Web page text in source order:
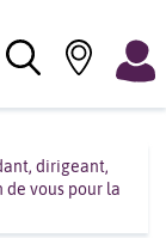
dirigeant,
de vous pour la